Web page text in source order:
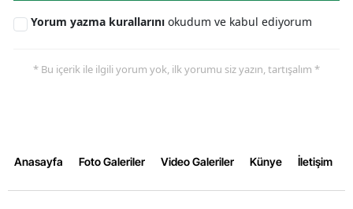
Yorum yazma kurallarını okudum ve kabul ediyorum
* Bu içerik ile ilgili yorum yok, ilk yorumu siz yazın, tartışalım *
Anasayfa Foto Galeriler Video Galeriler Künye İletişim